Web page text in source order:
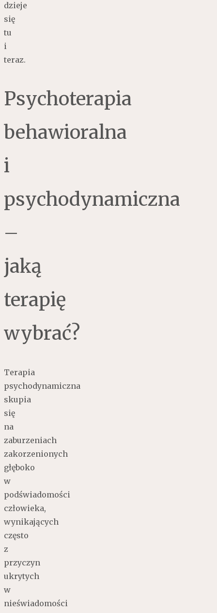
dzieje
się
tu
i
teraz.
Psychoterapia
behawioralna
i
psychodynamiczna
–
jaką
terapię
wybrać?
Terapia
psychodynamiczna
skupia
się
na
zaburzeniach
zakorzenionych
głęboko
w
podświadomości
człowieka,
wynikających
często
z
przyczyn
ukrytych
w
nieświadomości